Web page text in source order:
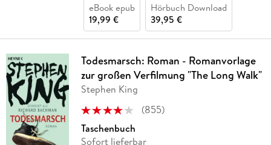
eBook epub
19,99 €
Hörbuch Download
39,95 €
Todesmarsch: Roman - Romanvorlage
zur großen Verfilmung "The Long Walk"
Stephen King
(855)
Taschenbuch
Sofort lieferbar